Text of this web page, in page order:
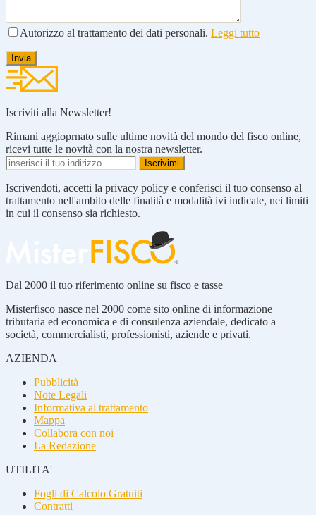
Autorizzo al trattamento dei dati personali. Leggi tutto
Iscriviti alla Newsletter!
Rimani aggioprnato sulle ultime novità del mondo del fisco online,
ricevi tutte le novità con la nostra newsletter.
Iscrivendoti, accetti la privacy policy e conferisci il tuo consenso al
trattamento nell'ambito delle finalità e modalità ivi indicate, nei limiti
in cui il consenso sia richiesto.
Dal 2000 il tuo riferimento online su fisco e tasse
Misterfisco nasce nel 2000 come sito online di informazione
tributaria ed economica e di consulenza aziendale, dedicato a
società, commercialisti, professionisti, aziende e privati.
AZIENDA
Pubblicità
Note Legali
Informativa al trattamento
Mappa
Collabora con noi
La Redazione
UTILITA'
Fogli di Calcolo Gratuiti
Contratti